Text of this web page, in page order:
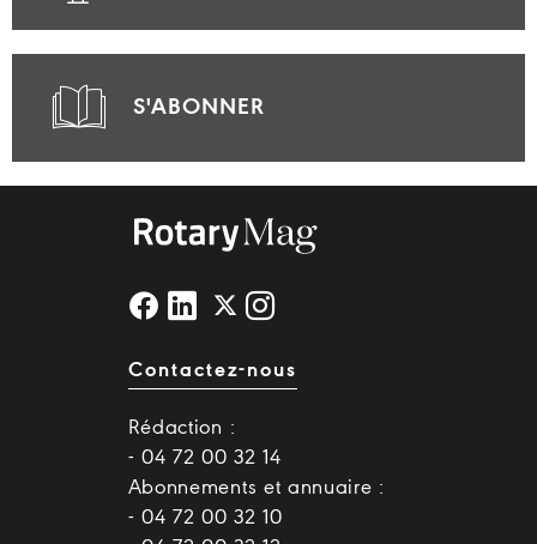
S'ABONNER
Contactez-nous
Rédaction :
- 04 72 00 32 14
Abonnements et annuaire :
- 04 72 00 32 10